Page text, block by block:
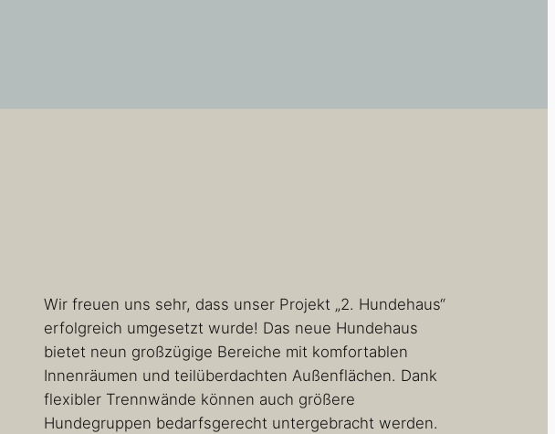
Wir freuen uns sehr, dass unser Projekt „2. Hundehaus“
erfolgreich umgesetzt wurde! Das neue Hundehaus
bietet neun großzügige Bereiche mit komfortablen
Innenräumen und teilüberdachten Außenflächen. Dank
flexibler Trennwände können auch größere
Hundegruppen bedarfsgerecht untergebracht werden.